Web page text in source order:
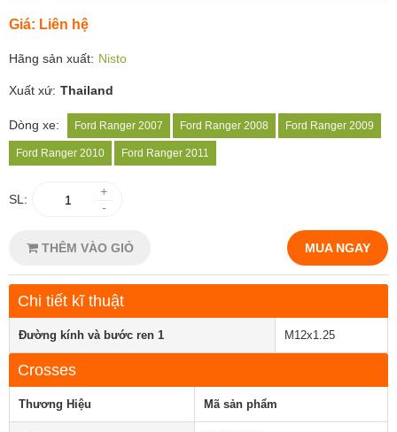
Giá: Liên hệ
Hãng sản xuất: Nisto
Xuất xứ: Thailand
Dòng xe: Ford Ranger 2007 Ford Ranger 2008 Ford Ranger 2009
Ford Ranger 2010 Ford Ranger 2011
SL:
+
-
THÊM VÀO GIỎ MUA NGAY
Chi tiết kĩ thuật
Đường kính và bước ren 1 M12x1.25
Crosses
Thương Hiệu Mã sản phẩm